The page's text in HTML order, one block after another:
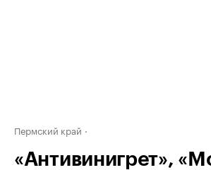
Пермский край
«Антивинигрет»,